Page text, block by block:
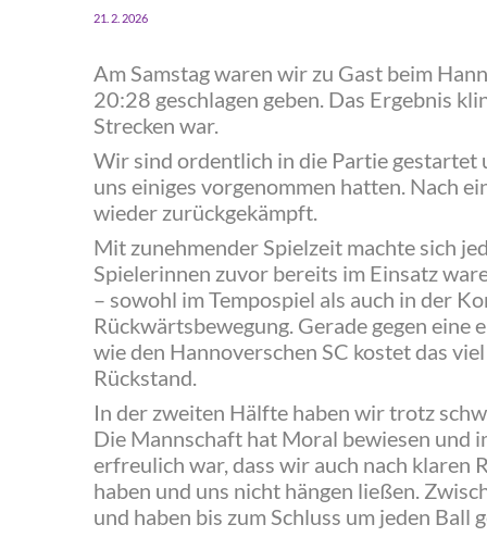
21. 2. 2026
Am Samstag waren wir zu Gast beim
20:28 geschlagen geben. Das Ergebnis
Strecken war.
Wir sind ordentlich in die Partie gestartet
uns einiges vorgenommen hatten. Nach
wieder zurückgekämpft.
Mit zunehmender Spielzeit machte sich
Spielerinnen zuvor bereits im Einsatz
– sowohl im Tempospiel als auch in der
Rückwärtsbewegung. Gerade gegen
wie den Hannoverschen SC kostet das
Rückstand.
In der zweiten Hälfte haben wir trotz
Die Mannschaft hat Moral bewiesen und
erfreulich war, dass wir auch nach klaren
haben und uns nicht hängen ließen.
und haben bis zum Schluss um jeden Ball